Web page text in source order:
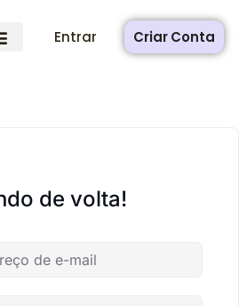
Entrar Criar Conta
de volta!